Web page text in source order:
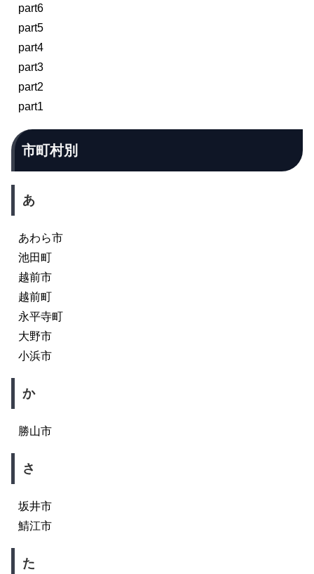
part6
part5
part4
part3
part2
part1
市町村別
あ
あわら市
池田町
越前市
越前町
永平寺町
大野市
小浜市
か
勝山市
さ
坂井市
鯖江市
た